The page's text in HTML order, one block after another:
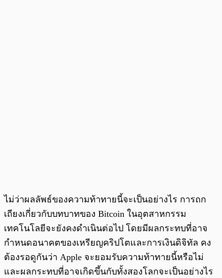
ไม่ว่าผลลัพธ์ของความท้าทายนี้จะเป็นอย่างไร การถก
เถียงเกี่ยวกับบทบาทของ Bitcoin ในอุตสาหกรรม
เทคโนโลยีจะยังคงดำเนินต่อไป โดยมีผลกระทบที่อาจ
กำหนดอนาคตของเหรียญคริปโตและการเงินดิจิทัล คง
ต้องรอดูกันว่า Apple จะยอมรับความท้าทายนี้หรือไม่
และผลกระทบที่อาจเกิดขึ้นกับทั้งสองโลกจะเป็นอย่างไร